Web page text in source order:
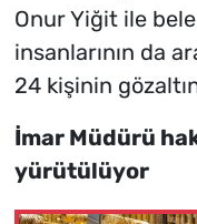
Onur Yiğit ile
insanlarının da
24 kişinin
İmar Müdürü
yürütülüyor